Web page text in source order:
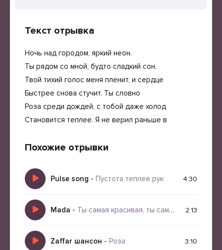
Текст отрывка
Ночь над городом, яркий неон.
Ты рядом со мной, будто сладкий сон.
Твой тихий голос меня пленит, и сердце
Быстрее снова стучит. Ты словно
Роза среди дождей, с тобой даже холод
Становится теплее. Я не верил раньше в
Похожие отрывки
Pulse song - Пустота теплее рук 4:30
Mada - Ты самая красивая, ты самая желанная (speed up) 2:13
Zaffar шансон - Роза 3:10